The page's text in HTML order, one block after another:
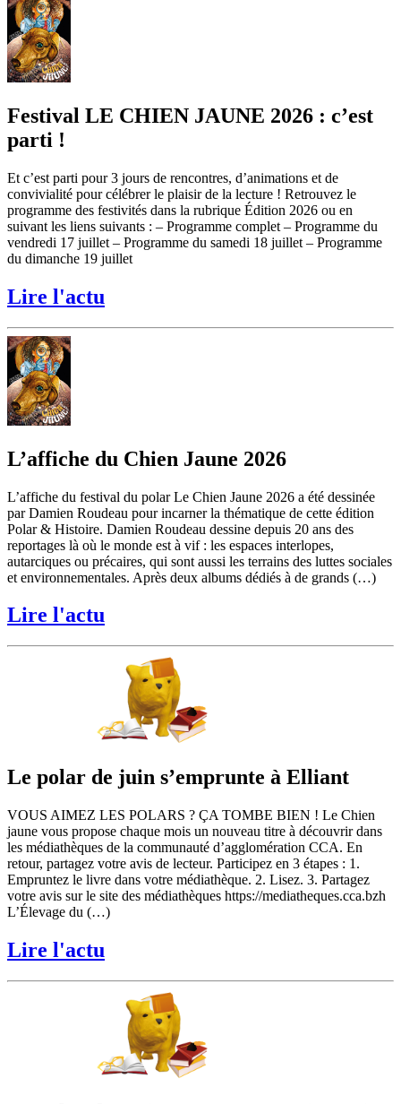
Festival LE CHIEN JAUNE 2026 : c’est
parti !
Et c’est parti pour 3 jours de rencontres, d’animations et de
convivialité pour célébrer le plaisir de la lecture ! Retrouvez le
programme des festivités dans la rubrique Édition 2026 ou en
suivant les liens suivants : – Programme complet – Programme du
vendredi 17 juillet – Programme du samedi 18 juillet – Programme
du dimanche 19 juillet
Lire l'actu
L’affiche du Chien Jaune 2026
L’affiche du festival du polar Le Chien Jaune 2026 a été dessinée
par Damien Roudeau pour incarner la thématique de cette édition
Polar & Histoire. Damien Roudeau dessine depuis 20 ans des
reportages là où le monde est à vif : les espaces interlopes,
autarciques ou précaires, qui sont aussi les terrains des luttes sociales
et environnementales. Après deux albums dédiés à de grands (…)
Lire l'actu
Le polar de juin s’emprunte à Elliant
VOUS AIMEZ LES POLARS ? ÇA TOMBE BIEN ! Le Chien
jaune vous propose chaque mois un nouveau titre à découvrir dans
les médiathèques de la communauté d’agglomération CCA. En
retour, partagez votre avis de lecteur. Participez en 3 étapes : 1.
Empruntez le livre dans votre médiathèque. 2. Lisez. 3. Partagez
votre avis sur le site des médiathèques https://mediatheques.cca.bzh
L’Élevage du (…)
Lire l'actu